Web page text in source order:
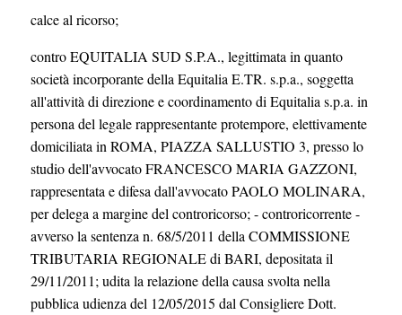
calce al ricorso;
contro EQUITALIA SUD S.P.A., legittimata in quanto
società incorporante della Equitalia E.TR. s.p.a., soggetta
all'attività di direzione e coordinamento di Equitalia s.p.a. in
persona del legale rappresentante protempore, elettivamente
domiciliata in ROMA, PIAZZA SALLUSTIO 3, presso lo
studio dell'avvocato FRANCESCO MARIA GAZZONI,
rappresentata e difesa dall'avvocato PAOLO MOLINARA,
per delega a margine del controricorso; - controricorrente -
avverso la sentenza n. 68/5/2011 della COMMISSIONE
TRIBUTARIA REGIONALE di BARI, depositata il
29/11/2011; udita la relazione della causa svolta nella
pubblica udienza del 12/05/2015 dal Consigliere Dott.